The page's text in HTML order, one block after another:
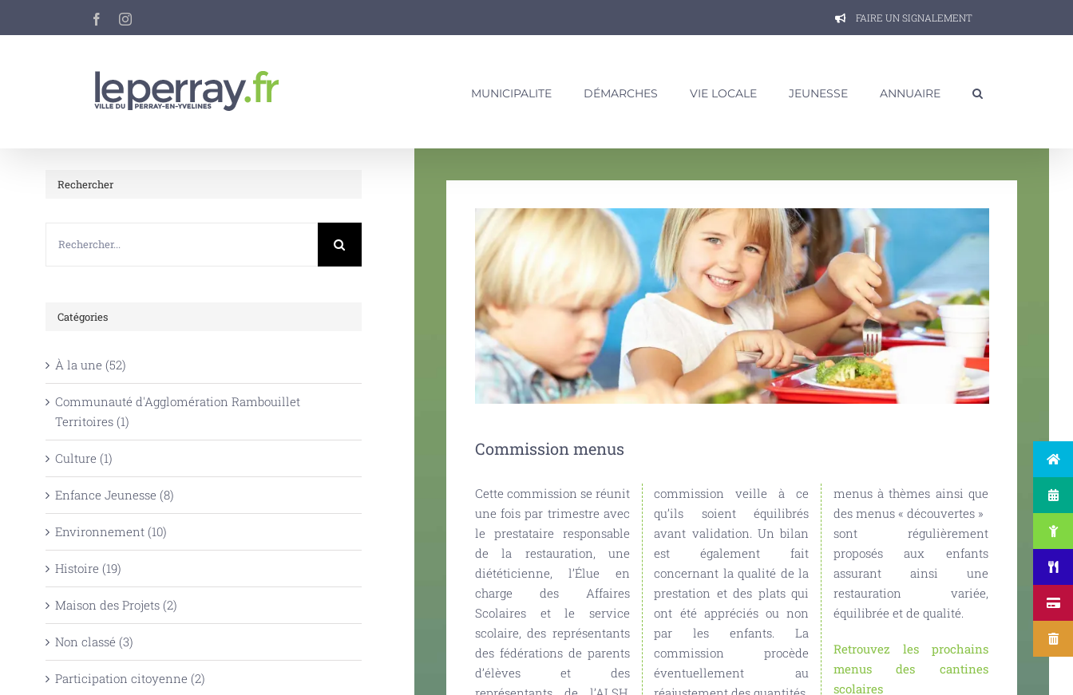
FacebookInstagram FAIRE UN SIGNALEMENT
MUNICIPALITE DÉMARCHES VIE LOCALE JEUNESSE ANNUAIRE
Commission menus
Cette commission se réunit
une fois par trimestre avec
le prestataire responsable
de la restauration, une
diététicienne, l’Élue en
charge des Affaires
Scolaires et le service
scolaire, des représentants
des fédérations de parents
d’élèves et des
commission veille à ce
qu’ils soient équilibrés
avant validation. Un bilan
est également fait
concernant la qualité de la
prestation et des plats qui
ont été appréciés ou non
par les enfants. La
commission procède
éventuellement au
menus à thèmes ainsi que
des menus « découvertes »
sont régulièrement
proposés aux enfants
assurant ainsi une
restauration variée,
équilibrée et de qualité.
Retrouvez les prochains
menus des cantines
scolaires
Rechercher
Catégories
À la une (52)
Communauté d'Agglomération Rambouillet
Territoires (1)
Culture (1)
Enfance Jeunesse (8)
Environnement (10)
Histoire (19)
Maison des Projets (2)
Non classé (3)
Participation citoyenne (2)